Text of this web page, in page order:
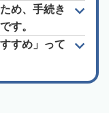
め、手続き
す。
すめ」って